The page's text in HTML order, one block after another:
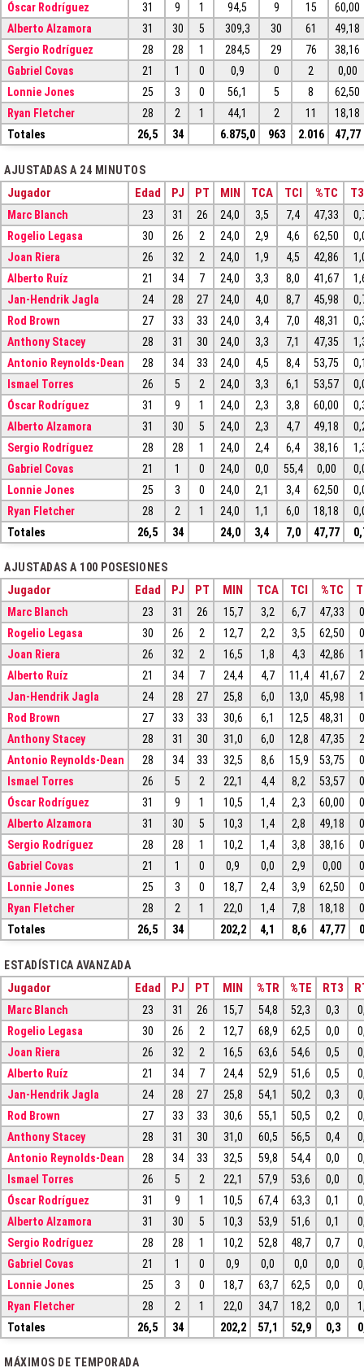
Óscar Rodríguez 31 9 1 94,5 9 15
60,00
Alberto Alzamora
31 30 5 309,3 30 61
49,18
Sergio Rodríguez
28 28 1 284,5 29 76
38,16
Gabriel Covas
21 1 0 0,9 0 2
0,00
Lonnie Jones
25 3 0 56,1 5 8
62,50
Ryan Fletcher
28 2 1 44,1 2 11
18,18
Totales
26,5 34 6.875,0 963 2.016 47,77
AJUSTADAS A 24 MINUTOS
Jugador Edad PJ PT MIN TCA TCI %TC
Marc Blanch 23 31 26 24,0 3,5 7,4 47,33
Rogelio Legasa
30 26 2 24,0 2,9 4,6 62,50
Joan Riera
26 32 2 24,0 1,9 4,5 42,86
Alberto Ruíz
21 34 7 24,0 3,3 8,0 41,67
Jan-Hendrik Jagla
24 28 27 24,0 4,0 8,7 45,98
Rod Brown
27 33 33 24,0 3,4 7,0 48,31
Anthony Stacey
28 31 30 24,0 3,3 7,1 47,35
Antonio Reynolds-Dean
28 34 33 24,0 4,5 8,4 53,75
Ismael Torres
26 5 2 24,0 3,3 6,1 53,57
Óscar Rodríguez
31 9 1 24,0 2,3 3,8 60,00
Alberto Alzamora
31 30 5 24,0 2,3 4,7 49,18
Sergio Rodríguez
28 28 1 24,0 2,4 6,4 38,16
Gabriel Covas
21 1 0 24,0 0,0 55,4 0,00
Lonnie Jones
25 3 0 24,0 2,1 3,4 62,50
Ryan Fletcher
28 2 1 24,0 1,1 6,0 18,18
Totales
26,5 34 24,0 3,4 7,0 47,77
AJUSTADAS A 100 POSESIONES
Jugador Edad PJ PT MIN TCA TCI %TC
Marc Blanch 23 31 26 15,7 3,2 6,7 47,33
Rogelio Legasa
30 26 2 12,7 2,2 3,5 62,50
Joan Riera
26 32 2 16,5 1,8 4,3 42,86
Alberto Ruíz
21 34 7 24,4 4,7 11,4 41,67
Jan-Hendrik Jagla
24 28 27 25,8 6,0 13,0 45,98
Rod Brown
27 33 33 30,6 6,1 12,5 48,31
Anthony Stacey
28 31 30 31,0 6,0 12,8 47,35
Antonio Reynolds-Dean
28 34 33 32,5 8,6 15,9 53,75
Ismael Torres
26 5 2 22,1 4,4 8,2 53,57
Óscar Rodríguez
31 9 1 10,5 1,4 2,3 60,00
Alberto Alzamora
31 30 5 10,3 1,4 2,8 49,18
Sergio Rodríguez
28 28 1 10,2 1,4 3,8 38,16
Gabriel Covas
21 1 0 0,9 0,0 2,9 0,00
Lonnie Jones
25 3 0 18,7 2,4 3,9 62,50
Ryan Fletcher
28 2 1 22,0 1,4 7,8 18,18
Totales
26,5 34 202,2 4,1 8,6 47,77
ESTADÍSTICA AVANZADA
Jugador Edad PJ PT MIN %TR %TE RT3
Marc Blanch 23 31 26 15,7 54,8 52,3 0,3
Rogelio Legasa
30 26 2 12,7 68,9 62,5 0,0
Joan Riera
26 32 2 16,5 63,6 54,6 0,5
Alberto Ruíz
21 34 7 24,4 52,9 51,6 0,5
Jan-Hendrik Jagla
24 28 27 25,8 54,1 50,2 0,3
Rod Brown
27 33 33 30,6 55,1 50,5 0,2
Anthony Stacey
28 31 30 31,0 60,5 56,5 0,4
Antonio Reynolds-Dean
28 34 33 32,5 59,8 54,4 0,0
Ismael Torres
26 5 2 22,1 57,9 53,6 0,0
Óscar Rodríguez
31 9 1 10,5 67,4 63,3 0,1
Alberto Alzamora
31 30 5 10,3 53,9 51,6 0,1
Sergio Rodríguez
28 28 1 10,2 52,8 48,7 0,7
Gabriel Covas
21 1 0 0,9 0,0 0,0 0,0
Lonnie Jones
25 3 0 18,7 63,7 62,5 0,0
Ryan Fletcher
28 2 1 22,0 34,7 18,2 0,0
Totales
26,5 34 202,2 57,1 52,9 0,3
MÁXIMOS DE TEMPORADA